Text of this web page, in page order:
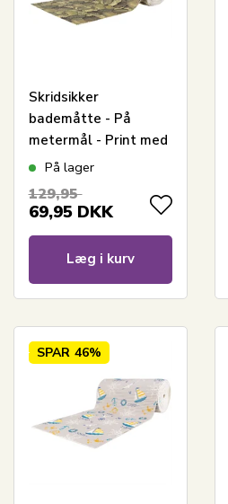
Skridsikker
bademåtte - På
metermål - Print med
sten - 65 cm bred -
til vådrum
På lager
129,95
69,95 DKK
Læg i kurv
SPAR 46%